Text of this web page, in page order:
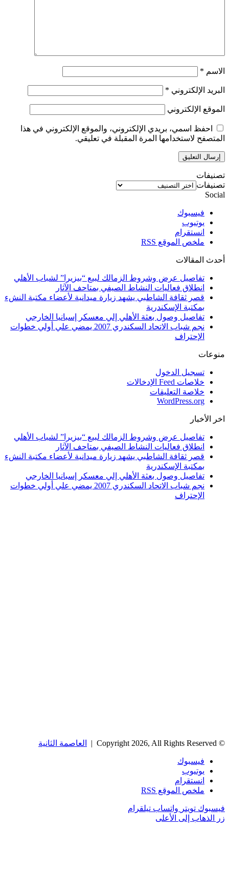
الاسم *
البريد الإلكتروني *
الموقع الإلكتروني
احفظ اسمي، بريدي الإلكتروني، والموقع الإلكتروني في هذا
المتصفح لاستخدامها المرة المقبلة في تعليقي.
تصنيفات
تصنيفات
Social
فيسبوك
يوتيوب
انستقرام
ملخص الموقع RSS
أحدث المقالات
تفاصيل عرض وشروط الزمالك لبيع “بيزيرا” لشباب الأهلي
انطلاق فعاليات النشاط الصيفي بمتاحف الآثار
قصر ثقافة الشاطبي يشهد زيارة ميدانية لأعضاء مكتبة النشء
بمكتبة الإسكندرية
تفاصيل وصول بعثة الأهلي إلي معسكر إسبانيا الخارجي
نجم شباب الاتحاد السكندري 2007 يمضي علي أولي خطوات
الإحتراف
منوعات
تسجيل الدخول
خلاصات Feed الإدخالات
خلاصة التعليقات
WordPress.org
اخر الأخبار
تفاصيل عرض وشروط الزمالك لبيع “بيزيرا” لشباب الأهلي
انطلاق فعاليات النشاط الصيفي بمتاحف الآثار
قصر ثقافة الشاطبي يشهد زيارة ميدانية لأعضاء مكتبة النشء
بمكتبة الإسكندرية
تفاصيل وصول بعثة الأهلي إلي معسكر إسبانيا الخارجي
نجم شباب الاتحاد السكندري 2007 يمضي علي أولي خطوات
الإحتراف
© Copyright 2026, All Rights Reserved | العاصمة الثانية
فيسبوك
يوتيوب
انستقرام
ملخص الموقع RSS
فيسبوك تويتر واتساب تيلقرام
زر الذهاب إلى الأعلى